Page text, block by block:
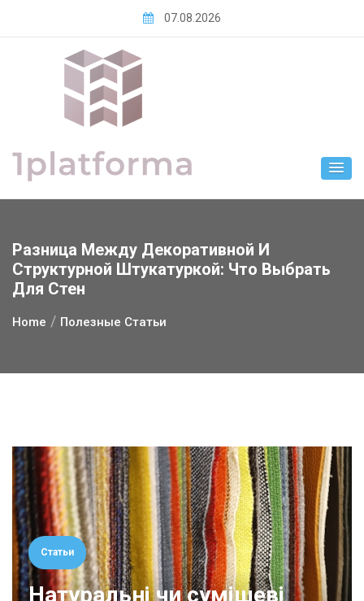
07.08.2026
Разница Между Декоративной И
Структурной Штукатуркой: Что Выбрать
Для Стен
Home Полезные Статьи
Статьи
Натуральні чи сумішеві